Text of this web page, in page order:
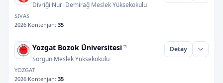
Divriği Nuri Demirağ Meslek Yüksekokulu
SİVAS
2026 Kontenjan: 35
Yozgat Bozok Üniversitesi
Sorgun Meslek Yüksekokulu
Detay
YOZGAT
2026 Kontenjan: 35